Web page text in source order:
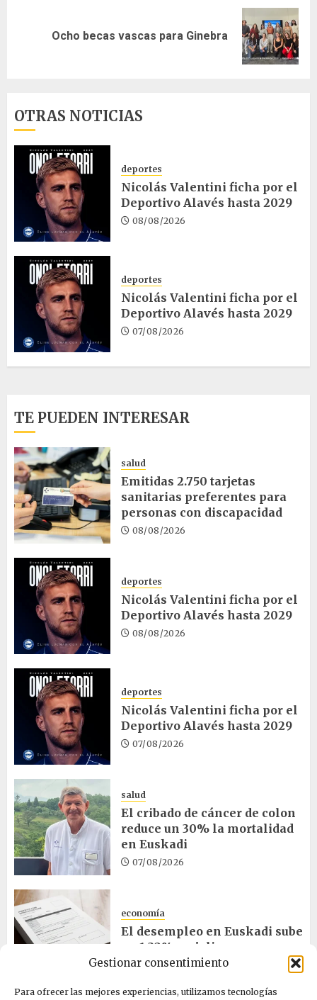
Gestionar consentimiento
Para ofrecer las mejores experiencias, utilizamos tecnologías
SiguienteOcho becas vascas para Ginebra
OTRAS NOTICIAS
deportes
Nicolás Valentini ficha por el
Deportivo Alavés hasta 2029
08/08/2026
deportes
Nicolás Valentini ficha por el
Deportivo Alavés hasta 2029
07/08/2026
TE PUEDEN INTERESAR
salud
Emitidas 2.750 tarjetas
sanitarias preferentes para
personas con discapacidad
08/08/2026
deportes
Nicolás Valentini ficha por el
Deportivo Alavés hasta 2029
08/08/2026
deportes
Nicolás Valentini ficha por el
Deportivo Alavés hasta 2029
07/08/2026
salud
El cribado de cáncer de colon
reduce un 30% la mortalidad
en Euskadi
07/08/2026
economía
El desempleo en Euskadi sube
un 1,32% en julio
06/08/2026